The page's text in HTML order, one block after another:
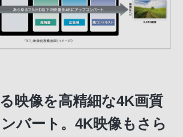
映像を高精細な4K画質
バート。4K映像もさら